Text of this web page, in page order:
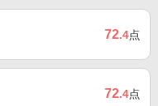
72.4点
72.4点